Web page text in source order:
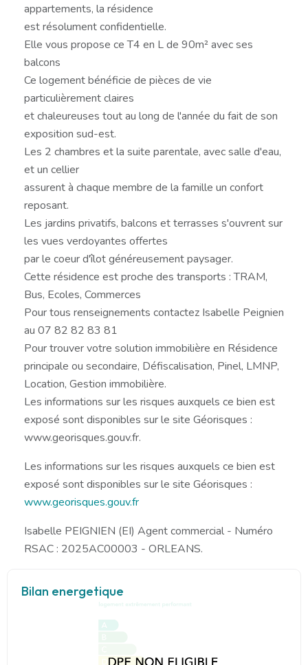
appartements, la résidence
est résolument confidentielle.
Elle vous propose ce T4 en L de 90m² avec ses
balcons
Ce logement bénéficie de pièces de vie
particulièrement claires
et chaleureuses tout au long de l'année du fait de son
exposition sud-est.
Les 2 chambres et la suite parentale, avec salle d'eau,
et un cellier
assurent à chaque membre de la famille un confort
reposant.
Les jardins privatifs, balcons et terrasses s'ouvrent sur
les vues verdoyantes offertes
par le coeur d'îlot généreusement paysager.
Cette résidence est proche des transports : TRAM,
Bus, Ecoles, Commerces
Pour tous renseignements contactez Isabelle Peignien
au 07 82 82 83 81
Pour trouver votre solution immobilière en Résidence
principale ou secondaire, Défiscalisation, Pinel, LMNP,
Location, Gestion immobilière.
Les informations sur les risques auxquels ce bien est
exposé sont disponibles sur le site Géorisques :
www.georisques.gouv.fr.
Les informations sur les risques auxquels ce bien est
exposé sont disponibles sur le site Géorisques :
www.georisques.gouv.fr
Isabelle PEIGNIEN (EI) Agent commercial - Numéro
RSAC : 2025AC00003 - ORLEANS.
Bilan energetique